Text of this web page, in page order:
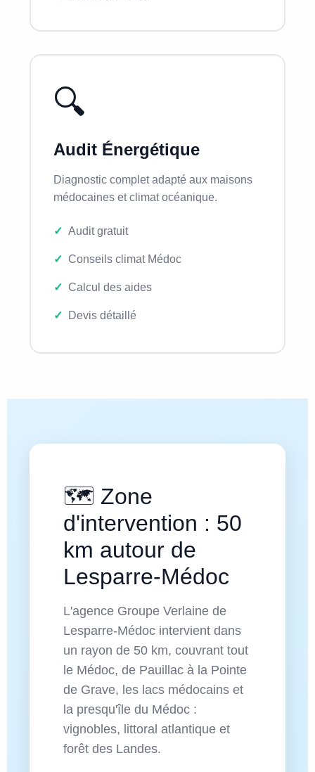
🔍
Audit Énergétique
Diagnostic complet adapté aux maisons
médocaines et climat océanique.
Audit gratuit
Conseils climat Médoc
Calcul des aides
Devis détaillé
🗺️ Zone
d'intervention : 50
km autour de
Lesparre-Médoc
L'agence Groupe Verlaine de
Lesparre-Médoc intervient dans
un rayon de 50 km, couvrant tout
le Médoc, de Pauillac à la Pointe
de Grave, les lacs médocains et
la presqu'île du Médoc :
vignobles, littoral atlantique et
forêt des Landes.